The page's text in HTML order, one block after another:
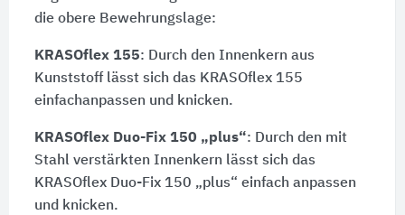
die obere Bewehrungslage:
KRASOflex 155: Durch den Innenkern aus
Kunststoff lässt sich das KRASOflex 155
einfachanpassen und knicken.
KRASOflex Duo-Fix 150 „plus“: Durch den mit
Stahl verstärkten Innenkern lässt sich das
KRASOflex Duo-Fix 150 „plus“ einfach anpassen
und knicken.